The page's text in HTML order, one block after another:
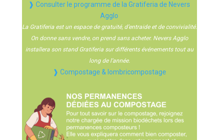
❱ Consulter le programme de la Gratiferia de Nevers
Agglo
La Gratiferia est un espace de gratuité, d’entraide et de convivialité.
On donne sans vendre, on prend sans acheter. Nevers Agglo
installera son stand Gratiferia sur différents événements tout au
long de l’année.
❱ Compostage & lombricompostage